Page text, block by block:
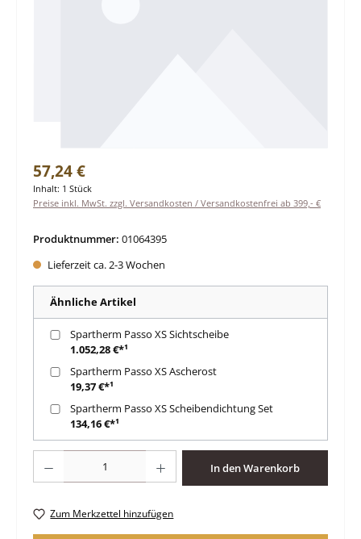
Regulärer Preis:
57,24 €
Inhalt: 1 Stück
Preise inkl. MwSt. zzgl. Versandkosten / Versandkostenfrei ab 399,- €
Produktnummer: 01064395
Lieferzeit ca. 2-3 Wochen
Ähnliche Artikel
Spartherm Passo XS Sichtscheibe
1.052,28 €*¹
Spartherm Passo XS Ascherost
19,37 €*¹
Spartherm Passo XS Scheibendichtung Set
134,16 €*¹
In den Warenkorb
Zum Merkzettel hinzufügen